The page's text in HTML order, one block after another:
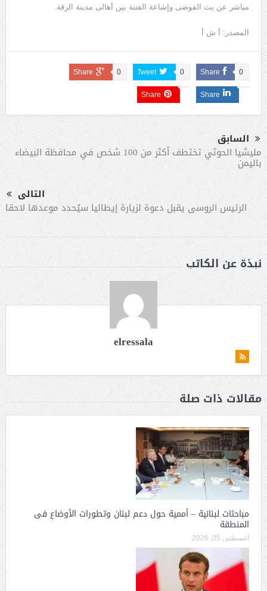
مباشر عن بث الفوضى وإشاعة الفتنة بين أهالى مدينة الرقة.
المصدر: أ ش أ
Share 0
Tweet 0
Share 0
Share
Share
السابق
مليشيا الحوثي تختطف أكثر من 100 شخص في محافظة البيضاء
باليمن
التالى
الرئيس الروسى يقبل دعوة لزيارة إيطاليا سيُحدد موعدها لاحقا
نبذة عن الكاتب
elressala
مقالات ذات صلة
مباحثات لبنانية – أممية حول دعم لبنان وتطورات الأوضاع فى
المنطقة
أغسطس 05, 2026